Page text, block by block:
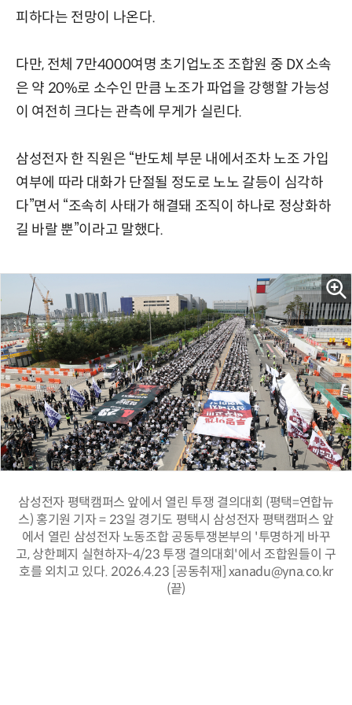
피하다는 전망이 나온다.
다만, 전체 7만4000여명 초기업노조 조합원 중 DX 소속
은 약 20%로 소수인 만큼 노조가 파업을 강행할 가능성
이 여전히 크다는 관측에 무게가 실린다.
삼성전자 한 직원은 “반도체 부문 내에서조차 노조 가입
여부에 따라 대화가 단절될 정도로 노노 갈등이 심각하
다”면서 “조속히 사태가 해결돼 조직이 하나로 정상화하
길 바랄 뿐”이라고 말했다.
삼성전자 평택캠퍼스 앞에서 열린 투쟁 결의대회 (평택=연합뉴
스) 홍기원 기자 = 23일 경기도 평택시 삼성전자 평택캠퍼스 앞
에서 열린 삼성전자 노동조합 공동투쟁본부의 '투명하게 바꾸
고, 상한폐지 실현하자-4/23 투쟁 결의대회'에서 조합원들이 구
호를 외치고 있다. 2026.4.23 [공동취재] xanadu@yna.co.kr
(끝)